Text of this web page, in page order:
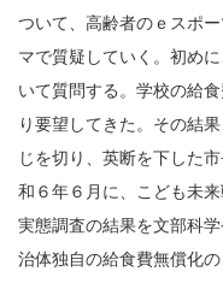
ついて、高齢者のｅスポ
マで質疑していく。初め
いて質問する。学校の給
り要望してきた。その結
じを切り、英断を下した
和６年６月に、こども未
実態調査の結果を文部科
治体独自の給食費無償化